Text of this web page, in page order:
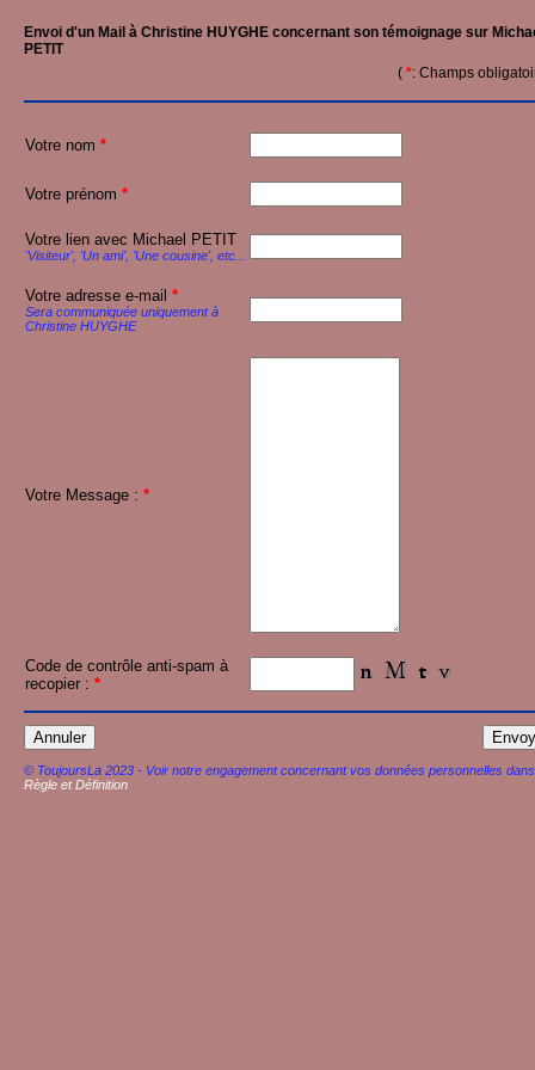
Envoi d'un Mail à Christine HUYGHE concernant son témoignage sur
PETIT
( *: Champs
Votre nom *
Votre prénom *
Votre lien avec Michael PETIT
'Visiteur', 'Un ami', 'Une cousine', etc...
Votre adresse e-mail *
Sera communiquée uniquement à
Christine HUYGHE
Votre Message : *
Code de contrôle anti-spam à
recopier : *
© ToujoursLa 2023 - Voir notre engagement concernant vos données personnelles dans
Règle et Définition